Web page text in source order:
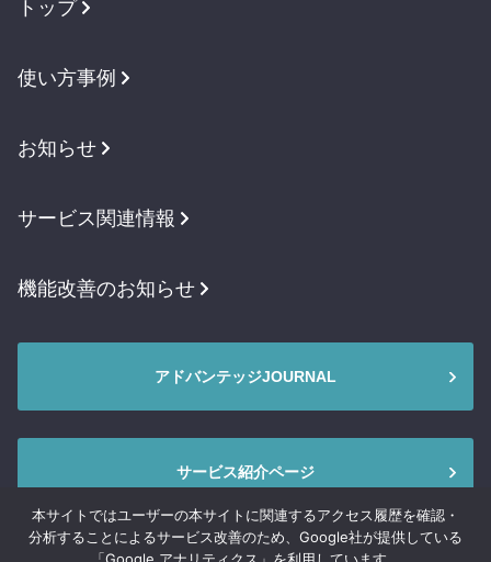
トップ
使い方事例
お知らせ
サービス関連情報
機能改善のお知らせ
アドバンテッジJOURNAL
サービス紹介ページ
本サイトではユーザーの本サイトに関連するアクセス履歴を確認・
分析することによるサービス改善のため、Google社が提供している